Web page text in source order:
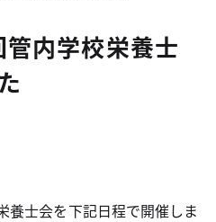
内学校栄養士
養士会を下記日程で開催しま